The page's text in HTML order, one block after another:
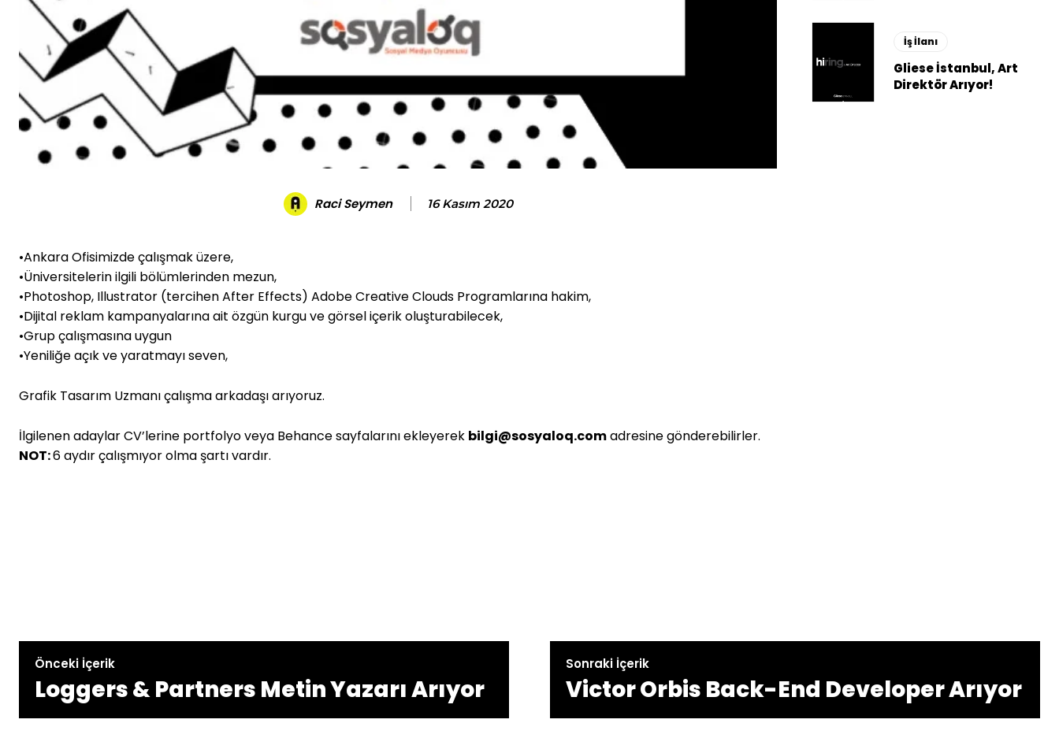
Raci Seymen 16 Kasım 2020
•Ankara Ofisimizde çalışmak üzere,
•Üniversitelerin ilgili bölümlerinden mezun,
•Photoshop, Illustrator (tercihen After Effects) Adobe Creative Clouds Programlarına hakim,
•Dijital reklam kampanyalarına ait özgün kurgu ve görsel içerik oluşturabilecek,
•Grup çalışmasına uygun
•Yeniliğe açık ve yaratmayı seven,
Grafik Tasarım Uzmanı çalışma arkadaşı arıyoruz.
İlgilenen adaylar CV’lerine portfolyo veya Behance sayfalarını ekleyerek bilgi@sosyaloq.comadresine gönderebilirler.
NOT:6 aydır çalışmıyor olma şartı vardır.
İş İlanı
Gliese İstanbul, Art
Direktör Arıyor!
Önceki İçerik
Loggers & Partners Metin Yazarı Arıyor
Sonraki İçerik
Victor Orbis Back-End Developer Arıyor